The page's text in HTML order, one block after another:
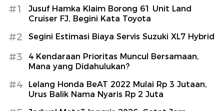
#1
Jusuf Hamka Klaim Borong 61 Unit Land
Cruiser FJ, Begini Kata Toyota
#2 Segini Estimasi Biaya Servis Suzuki XL7 Hybrid
#3
4 Kendaraan Prioritas Muncul Bersamaan,
Mana yang Didahulukan?
#4
Lelang Honda BeAT 2022 Mulai Rp 3 Jutaan,
Urus Balik Nama Nyaris Rp 2 Juta